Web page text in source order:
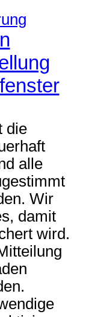
die
alle
Wir
damit
wird.